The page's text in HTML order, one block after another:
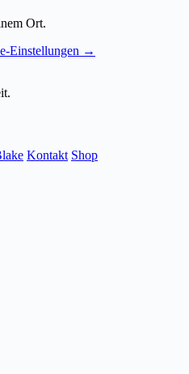
Ort.
Einstellungen →
Kontakt Shop